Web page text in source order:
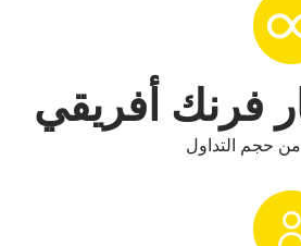
من حجم التداول